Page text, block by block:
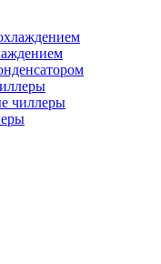
чиллеры